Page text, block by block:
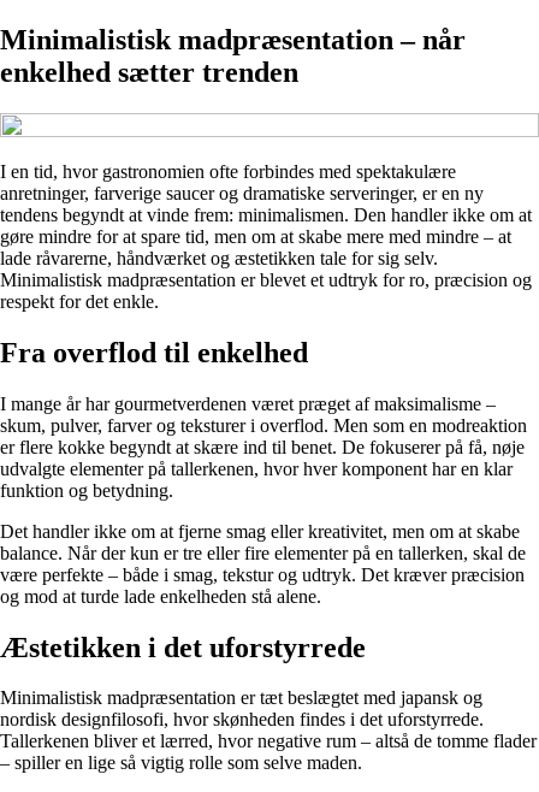
Minimalistisk madpræsentation – når
enkelhed sætter trenden
I en tid, hvor gastronomien ofte forbindes med spektakulære
anretninger, farverige saucer og dramatiske serveringer, er en ny
tendens begyndt at vinde frem: minimalismen. Den handler ikke om at
gøre mindre for at spare tid, men om at skabe mere med mindre – at
lade råvarerne, håndværket og æstetikken tale for sig selv.
Minimalistisk madpræsentation er blevet et udtryk for ro, præcision og
respekt for det enkle.
Fra overflod til enkelhed
I mange år har gourmetverdenen været præget af maksimalisme –
skum, pulver, farver og teksturer i overflod. Men som en modreaktion
er flere kokke begyndt at skære ind til benet. De fokuserer på få, nøje
udvalgte elementer på tallerkenen, hvor hver komponent har en klar
funktion og betydning.
Det handler ikke om at fjerne smag eller kreativitet, men om at skabe
balance. Når der kun er tre eller fire elementer på en tallerken, skal de
være perfekte – både i smag, tekstur og udtryk. Det kræver præcision
og mod at turde lade enkelheden stå alene.
Æstetikken i det uforstyrrede
Minimalistisk madpræsentation er tæt beslægtet med japansk og
nordisk designfilosofi, hvor skønheden findes i det uforstyrrede.
Tallerkenen bliver et lærred, hvor negative rum – altså de tomme flader
– spiller en lige så vigtig rolle som selve maden.